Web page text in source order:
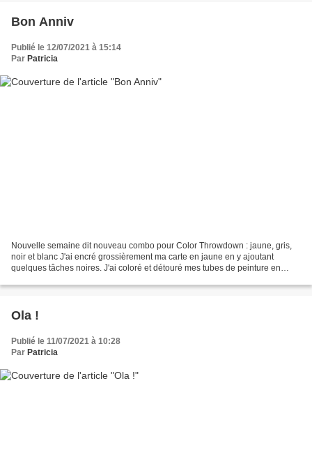
Bon Anniv
Publié le 12/07/2021 à 15:14
Par Patricia
Nouvelle semaine dit nouveau combo pour Color Throwdown : jaune, gris,
noir et blanc J'ai encré grossièrement ma carte en jaune en y ajoutant
quelques tâches noires. J'ai coloré et détouré mes tubes de peinture en
Ola !
Publié le 11/07/2021 à 10:28
Par Patricia